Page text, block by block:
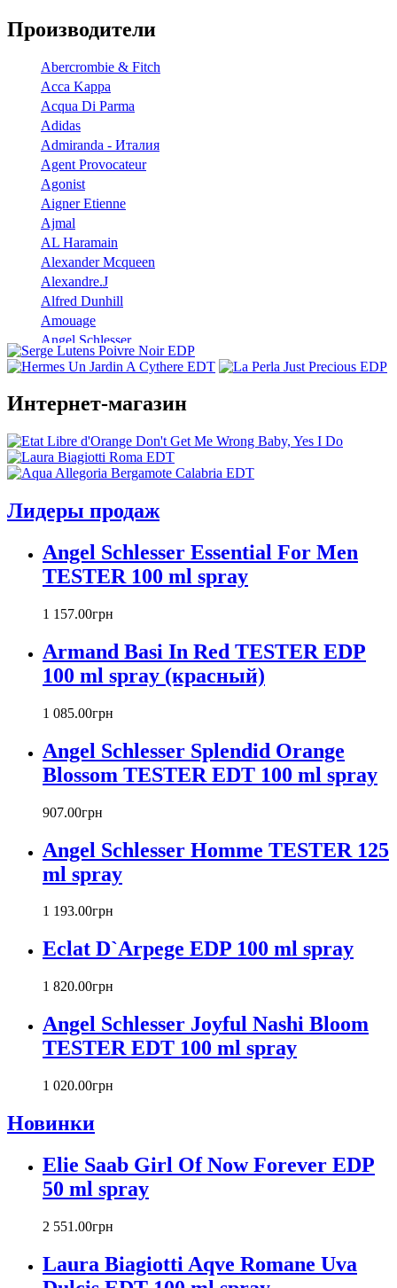
Производители
Abercrombie & Fitch
Acca Kappa
Acqua Di Parma
Adidas
Admiranda - Италия
Agent Provocateur
Agonist
Aigner Etienne
Ajmal
AL Haramain
Alexander Mcqueen
Alexandre.J
Alfred Dunhill
Amouage
Angel Schlesser
Anna Sui
Annick Goutal
Antonio Banderas
Aramis
Armaf
Armand Basi
Azzaro
Baldinini
Banana Republic
Betty Barclay
Bill Blass
Biotherm
Blumarine
Bond № 9
Boucheron
Bourjois
Britney Spears
Bruno Banani
Bvlgari
Byblos
Byredo
Cacharel
Canali
Carla Fracci
Carlos Moya
Caron
Cartier
Chanel
Charriol
Chloe
Christian Audigier
Christian Dior
Christian Lacroix
Cindy Crawford
Clinique
Clive Christian
Интернет-магазин
Лидеры продаж
Angel Schlesser Essential For Men
TESTER 100 ml spray
1 157.00грн
Armand Basi In Red TESTER EDP
100 ml spray (красный)
1 085.00грн
Angel Schlesser Splendid Orange
Blossom TESTER EDT 100 ml spray
907.00грн
Angel Schlesser Homme TESTER 125
ml spray
1 193.00грн
Eclat D`Arpege EDP 100 ml spray
1 820.00грн
Angel Schlesser Joyful Nashi Bloom
TESTER EDT 100 ml spray
1 020.00грн
Новинки
Elie Saab Girl Of Now Forever EDP
50 ml spray
2 551 .00грн
Laura Biagiotti Aqve Romane Uva